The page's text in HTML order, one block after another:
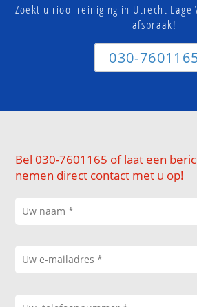
Zoekt u riool reiniging in Utrecht Lage
afspraak!
030-
Bel 030-7601165 of laat een
nemen direct contact met u op!